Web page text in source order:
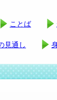
ことば
見通し